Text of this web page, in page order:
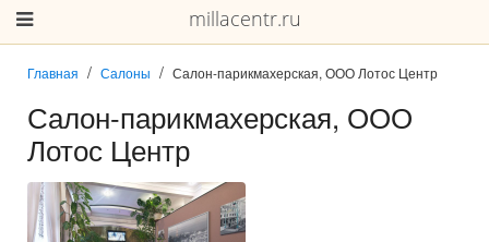
millacentr.ru
Главная Салоны Салон-парикмахерская, ООО Лотос Центр
Салон-парикмахерская, ООО
Лотос Центр